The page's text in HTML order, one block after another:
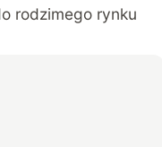
rodzimego rynku